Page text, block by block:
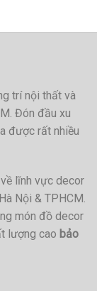
trí nội thất và
Đón đầu xu
được rất nhiều
lĩnh vực decor
Nội & TPHCM.
món đồ decor
lượng cao bảo